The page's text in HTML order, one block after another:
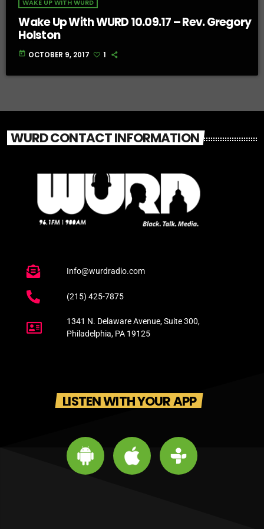
WAKE UP WITH WURD
Wake Up With WURD 10.09.17 – Rev. Gregory
Holston
today OCTOBER 9, 2017 1
WURD CONTACT INFORMATION
Info@wurdradio.com
(215) 425-7875
1341 N. Delaware Avenue, Suite 300,
Philadelphia, PA 19125
LISTEN WITH YOUR APP